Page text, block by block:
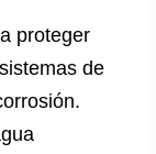
proteger
de